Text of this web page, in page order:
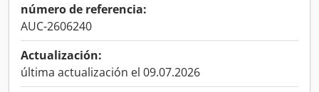
número de referencia:
AUC-2606240
Actualización:
última actualización el 09.07.2026